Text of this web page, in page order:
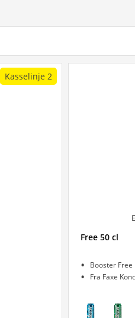
Kasselinje 2
Free 50 cl
Booster Free
Fra Faxe